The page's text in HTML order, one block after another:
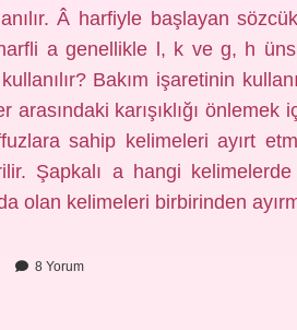
Â harfiyle başlayan
a genellikle l, k ve g, h
Bakım işaretinin
arasındaki karışıklığı
sahip kelimeleri ayırt
Şapkalı a hangi
olan kelimeleri birbirinden
8 Yorum